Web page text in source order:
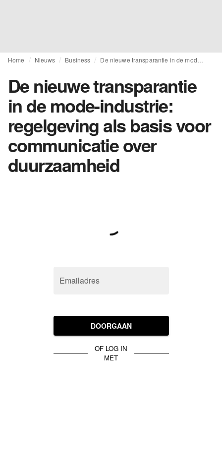
Home Nieuws Business
De nieuwe transparantie
in de mode-industrie:
regelgeving als basis voor
communicatie over
duurzaamheid
Emailadres
DOORGAAN
OF LOG IN
MET